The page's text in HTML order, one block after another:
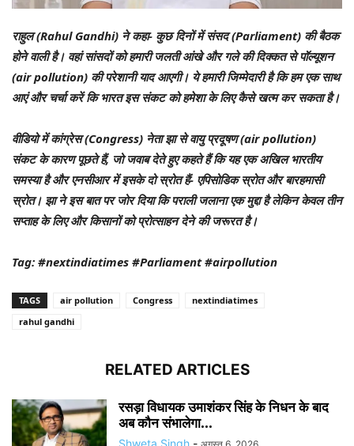
राहुल (Rahul Gandhi) ने कहा- कुछ दिनों में संसद (Parliament) की बैठक
होने वाली है। वहां सांसदों को हमारी जलती आंखे और गले की दिक्कत से पॉल्यूशन
(air pollution) की परेशानी याद आएगी। ये हमारी जिम्मेदारी है कि हम एक साथ
आएं और चर्चा करें कि भारत इस संकट को हमेशा के लिए कैसे खत्म कर सकता है।
वीडियो में कांग्रेस (Congress) नेता झा से वायु प्रदूषण (air pollution)
संकट के कारण पूछते हैं, जो जवाब देते हुए कहते हैं कि यह एक अखिल भारतीय
समस्या है और एनसीआर में इसके दो स्रोत हैं- एपिसोडिक स्रोत और बारहमासी
स्रोत। झा ने इस बात पर जोर दिया कि पराली जलाना एक मुद्दा है लेकिन केवल तीन
सप्ताह के लिए और किसानों को प्रोत्साहन देने की जरूरत है।
Tag: #nextindiatimes #Parliament #airpollution
TAGS air pollution Congress
nextindiatimes
rahul gandhi
RELATED ARTICLES
रसड़ा विधायक उमाशंकर सिंह के निधन के बाद
अब कौन संभालेगा...
Shweta Singh -